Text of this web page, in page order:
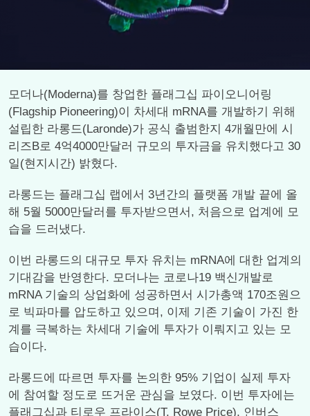
모더나(Moderna)를 창업한 플래그십 파이오니어링
(Flagship Pioneering)이 차세대 mRNA를 개발하기 위해
설립한 라롱드(Laronde)가 공식 출범한지 4개월만에 시
리즈B로 4억4000만달러 규모의 투자금을 유치했다고 30
일(현지시간) 밝혔다.
라롱드는 플래그십 랩에서 3년간의 플랫폼 개발 끝에 올
해 5월 5000만달러를 투자받으면서, 처음으로 업계에 모
습을 드러냈다.
이번 라롱드의 대규모 투자 유치는 mRNA에 대한 업계의
기대감을 반영한다. 모더나는 코로나19 백신개발로
mRNA 기술의 상업화에 성공하면서 시가총액 170조원으
로 빅파마를 압도하고 있으며, 이제 기존 기술이 가진 한
계를 극복하는 차세대 기술에 투자가 이뤄지고 있는 모
습이다.
라롱드에 따르면 투자를 논의한 95% 기업이 실제 투자
에 참여할 정도로 뜨거운 관심을 보였다. 이번 투자에는
플래그십과 티로우 프라이스(T. Rowe Price), 인버스